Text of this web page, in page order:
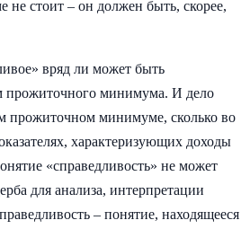
стоит – он должен быть, скорее,
вряд ли может быть
прожиточного минимума. И дело
прожиточном минимуме, сколько во
характеризующих доходы
«справедливость» не может
для анализа, интерпретации
– понятие, находящееся